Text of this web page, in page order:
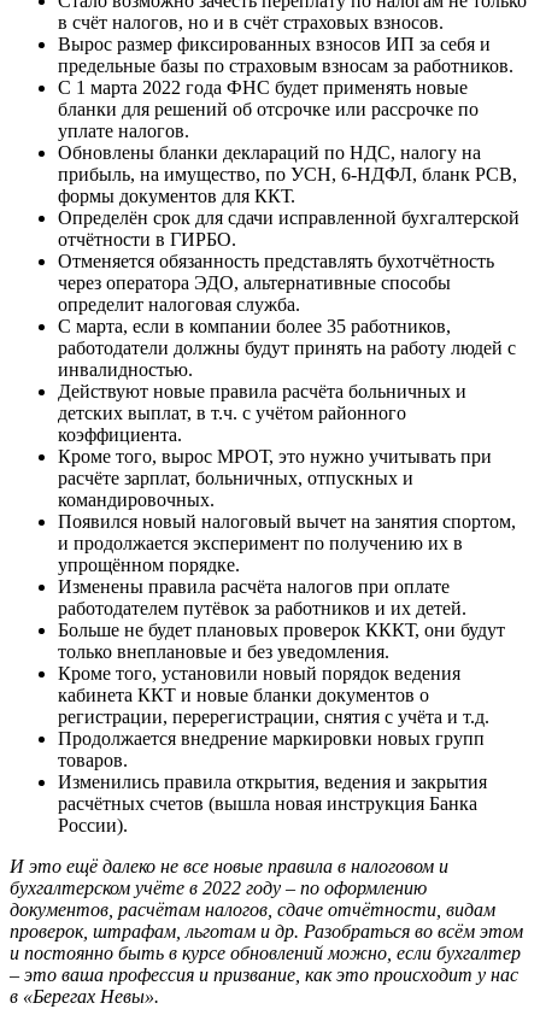
в счёт налогов, но и в счёт страховых взносов.
Вырос размер фиксированных взносов ИП за себя и
предельные базы по страховым взносам за работников.
С 1 марта 2022 года ФНС будет применять новые
бланки для решений об отсрочке или рассрочке по
уплате налогов.
Обновлены бланки деклараций по НДС, налогу на
прибыль, на имущество, по УСН, 6-НДФЛ, бланк РСВ,
формы документов для ККТ.
Определён срок для сдачи исправленной бухгалтерской
отчётности в ГИРБО.
Отменяется обязанность представлять бухотчётность
через оператора ЭДО, альтернативные способы
определит налоговая служба.
С марта, если в компании более 35 работников,
работодатели должны будут принять на работу людей с
инвалидностью.
Действуют новые правила расчёта больничных и
детских выплат, в т.ч. с учётом районного
коэффициента.
Кроме того, вырос МРОТ, это нужно учитывать при
расчёте зарплат, больничных, отпускных и
командировочных.
Появился новый налоговый вычет на занятия спортом,
и продолжается эксперимент по получению их в
упрощённом порядке.
Изменены правила расчёта налогов при оплате
работодателем путёвок за работников и их детей.
Больше не будет плановых проверок КККТ, они будут
только внеплановые и без уведомления.
Кроме того, установили новый порядок ведения
кабинета ККТ и новые бланки документов о
регистрации, перерегистрации, снятия с учёта и т.д.
Продолжается внедрение маркировки новых групп
товаров.
Изменились правила открытия, ведения и закрытия
расчётных счетов (вышла новая инструкция Банка
России).
И это ещё далеко не все новые правила в налоговом и
бухгалтерском учёте в 2022 году – по оформлению
документов, расчётам налогов, сдаче отчётности, видам
проверок, штрафам, льготам и др. Разобраться во всём этом
и постоянно быть в курсе обновлений можно, если бухгалтер
– это ваша профессия и призвание, как это происходит у нас
в «Берегах Невы».